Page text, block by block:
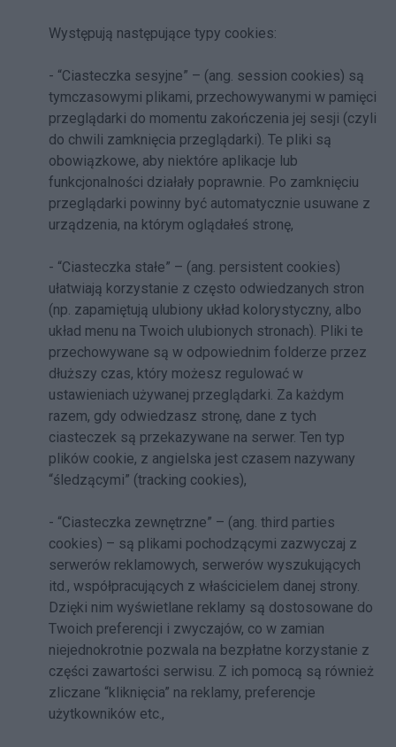
Występują następujące typy cookies:
- “Ciasteczka sesyjne” – (ang. session cookies) są
tymczasowymi plikami, przechowywanymi w pamięci
przeglądarki do momentu zakończenia jej sesji (czyli
do chwili zamknięcia przeglądarki). Te pliki są
obowiązkowe, aby niektóre aplikacje lub
funkcjonalności działały poprawnie. Po zamknięciu
przeglądarki powinny być automatycznie usuwane z
urządzenia, na którym oglądałeś stronę,
- “Ciasteczka stałe” – (ang. persistent cookies)
ułatwiają korzystanie z często odwiedzanych stron
(np. zapamiętują ulubiony układ kolorystyczny, albo
układ menu na Twoich ulubionych stronach). Pliki te
przechowywane są w odpowiednim folderze przez
dłuższy czas, który możesz regulować w
ustawieniach używanej przeglądarki. Za każdym
razem, gdy odwiedzasz stronę, dane z tych
ciasteczek są przekazywane na serwer. Ten typ
plików cookie, z angielska jest czasem nazywany
“śledzącymi” (tracking cookies),
- “Ciasteczka zewnętrzne” – (ang. third parties
cookies) – są plikami pochodzącymi zazwyczaj z
serwerów reklamowych, serwerów wyszukujących
itd., współpracujących z właścicielem danej strony.
Dzięki nim wyświetlane reklamy są dostosowane do
Twoich preferencji i zwyczajów, co w zamian
niejednokrotnie pozwala na bezpłatne korzystanie z
części zawartości serwisu. Z ich pomocą są również
zliczane “kliknięcia” na reklamy, preferencje
użytkowników etc.,